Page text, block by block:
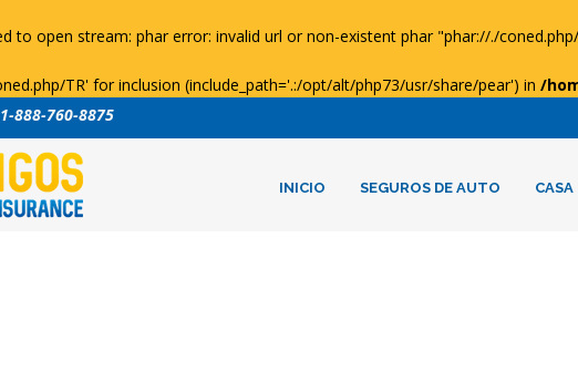
to open stream: phar error: invalid url or non-existent phar "phar://./
TR' for inclusion (include_path='.:/opt/alt/php73/usr/share/pear') in /
1-888-760-8875
INICIO SEGUROS DE AUTO CASA